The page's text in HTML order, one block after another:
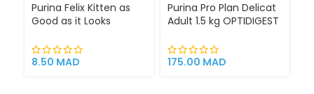
Purina Felix Kitten as
Good as it Looks
8.50 MAD
Purina Pro Plan Delicat
Adult 1.5 kg OPTIDIGEST
Sensible Dinde de
haute qualité
175.00 MAD